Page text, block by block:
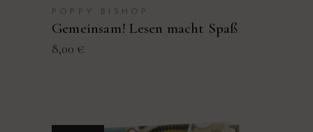
POPPY BISHOP
Gemeinsam! Lesen macht Spaß
8,00 €